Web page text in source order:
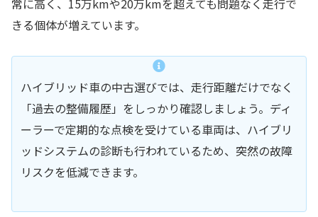
常に高く、15万kmや20万kmを超えても問題なく走行で
きる個体が増えています。
ハイブリッド車の中古選びでは、走行距離だけでなく
「過去の整備履歴」をしっかり確認しましょう。ディ
ーラーで定期的な点検を受けている車両は、ハイブリ
ッドシステムの診断も行われているため、突然の故障
リスクを低減できます。